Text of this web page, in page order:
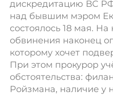
дискредитацию ВС
над бывшим мэром
состоялось 18 мая. На
обвинения наконец
которому хочет
При этом прокурор
обстоятельства:
Ройзмана, наличие у